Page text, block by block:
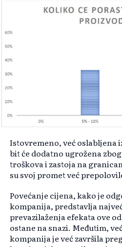
Istovremeno, već
bit će dodatno ugrožena
troškova i zastoja na
su svoj promet već
Povećanje cijena, kako je
kompanija, predstavlja
prevazilaženja efekata ove
ostane na snazi. Međutim,
kompanija je već završila